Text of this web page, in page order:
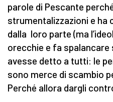
parole di Pescante
strumentalizzazioni e
dalla loro parte (ma
orecchie e fa spalancare
avesse detto a tutti: le
sono merce di scambio
Perché allora dargli